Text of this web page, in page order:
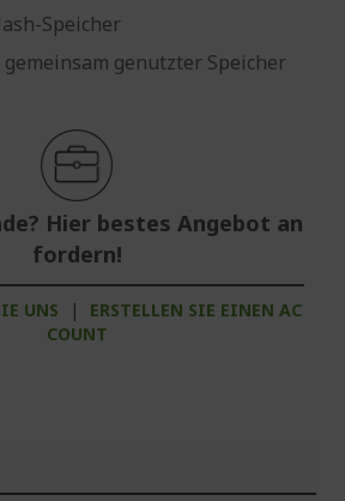
Speicher
genutzter Speicher
Hier bestes Angebot an
fordern!
UNS |
ERSTELLEN SIE EINEN AC
COUNT